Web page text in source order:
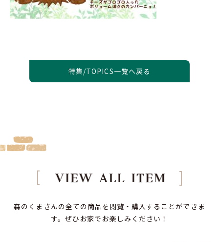
特集/TOPICS一覧へ戻る
森のくまさんの全ての商品を閲覧・購入することができま
す。ぜひお家でお楽しみください！